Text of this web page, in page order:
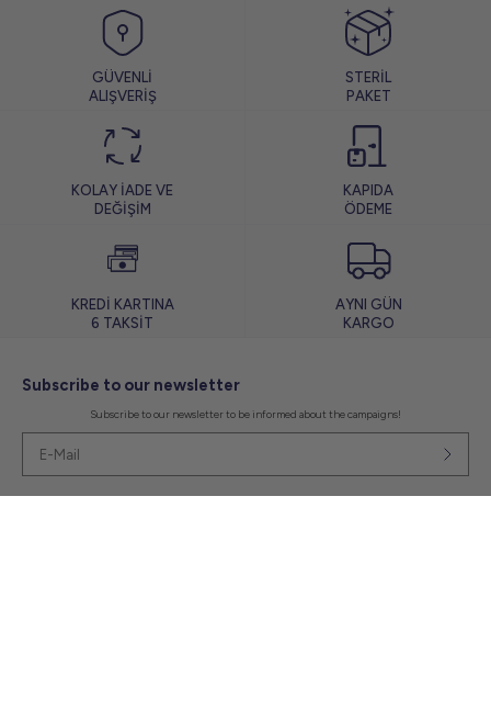
GÜVENLİ
ALIŞVERİŞ
STERİL
PAKET
KOLAY İADE VE
DEĞİŞİM
KAPIDA
ÖDEME
KREDİ KARTINA
6 TAKSİT
AYNI GÜN
KARGO
Subscribe to our newsletter
Subscribe to our newsletter to be informed about the campaigns!